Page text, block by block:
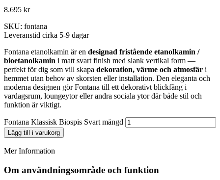
8.695 kr
SKU: fontana
Leveranstid cirka 5-9 dagar
Fontana etanolkamin är en designad fristående etanolkamin /
bioetanolkamin i matt svart finish med slank vertikal form —
perfekt för dig som vill skapa dekoration, värme och atmosfär i
hemmet utan behov av skorsten eller installation. Den eleganta och
moderna designen gör Fontana till ett dekorativt blickfång i
vardagsrum, loungeytor eller andra sociala ytor där både stil och
funktion är viktigt.
Fontana Klassisk Biospis Svart mängd
Lägg till i varukorg
Mer Information
Om användningsområde och funktion